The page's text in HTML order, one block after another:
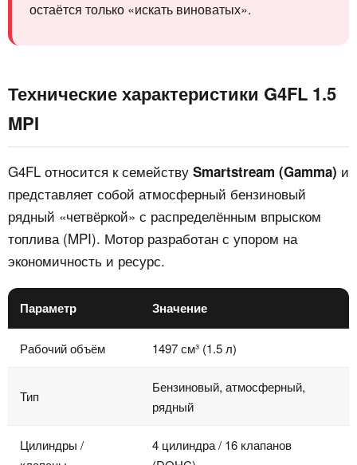
остаётся только «искать виноватых».
Технические характеристики G4FL 1.5
MPI
G4FL относится к семейству Smartstream (Gamma) и
представляет собой атмосферный бензиновый
рядный «четвёркой» с распределённым впрыском
топлива (MPI). Мотор разработан с упором на
экономичность и ресурс.
Параметр Значение
Рабочий объём 1497 см³ (1.5 л)
Тип
Бензиновый, атмосферный,
рядный
Цилиндры /
4 цилиндра / 16 клапанов